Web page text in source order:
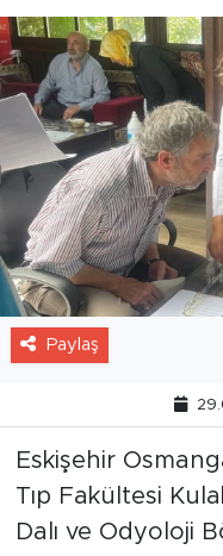
Paylaş
Eskişehir
Tıp Fakültesi
Dalı ve Odyoloji